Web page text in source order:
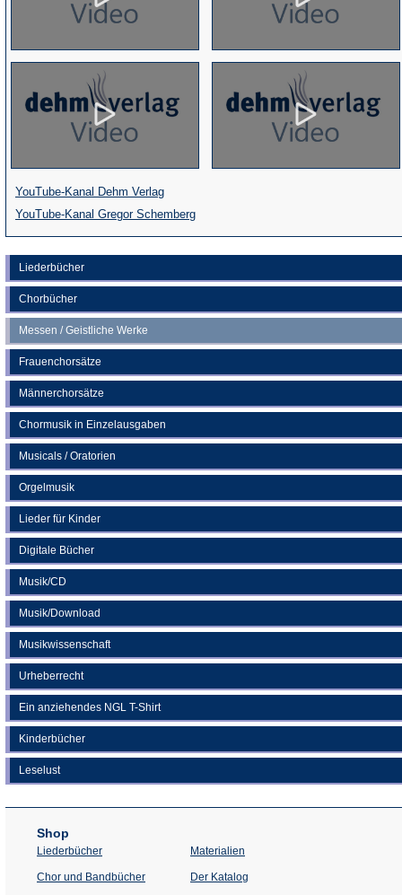
Liederbücher
Chorbücher
Messen / Geistliche Werke
Frauenchorsätze
Männerchorsätze
Chormusik in Einzelausgaben
Musicals / Oratorien
Orgelmusik
Lieder für Kinder
Digitale Bücher
Musik/CD
Musik/Download
Musikwissenschaft
Urheberrecht
Ein anziehendes NGL T-Shirt
Kinderbücher
Leselust
YouTube-Kanal Dehm Verlag(Öffnet
in
einem
neuen
Tab)
YouTube-Kanal Gregor Schemberg(Öffnet
in
einem
neuen
Shop
Liederbücher
Chor und Bandbücher
Materialien
Der Katalog